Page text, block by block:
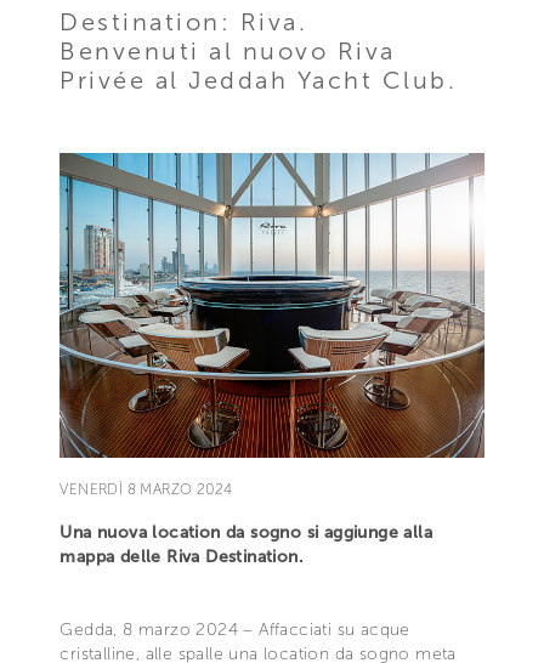
Destination: Riva.
Benvenuti al nuovo Riva
Privée al Jeddah Yacht Club.
VENERDÌ 8 MARZO 2024
Una nuova location da sogno si aggiunge alla
mappa delle Riva Destination.
Gedda, 8 marzo 2024 – Affacciati su acque
cristalline, alle spalle una location da sogno meta